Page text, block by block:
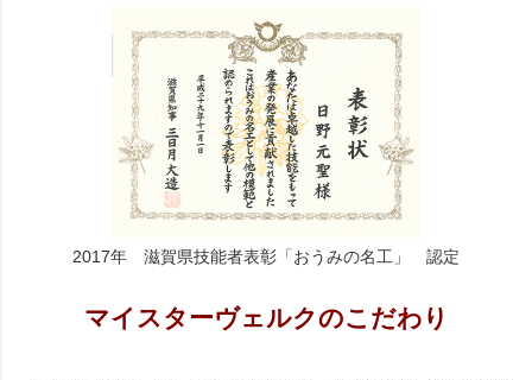
2017年 滋賀県技能者表彰「おうみの名工」 認定
マイスターヴェルクのこだわり